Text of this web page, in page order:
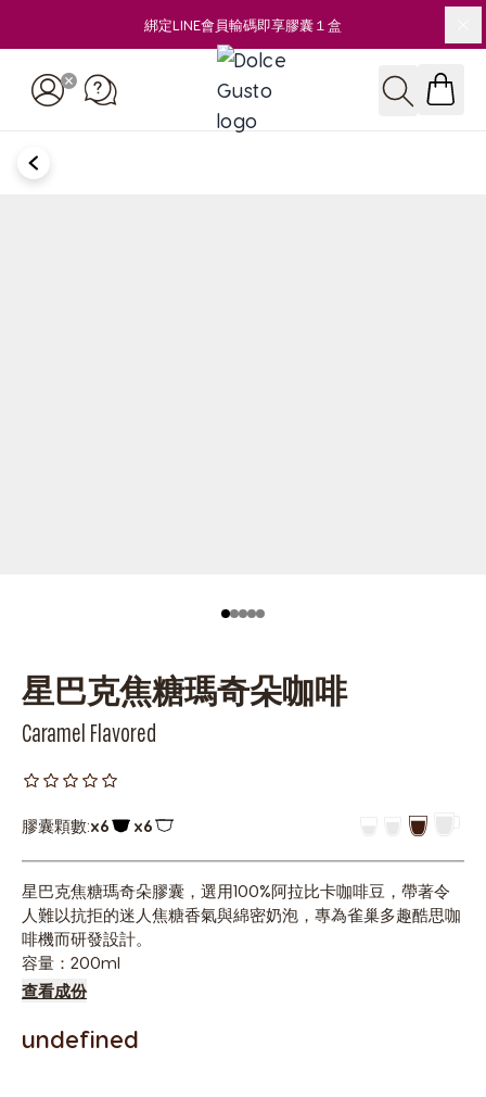
綁定LINE會員輸碼即享膠囊１盒
搜尋
BACK
星巴克焦糖瑪奇朵咖啡
Caramel Flavored
膠囊顆數:x6 x6
星巴克焦糖瑪奇朵膠囊，選用100%阿拉比卡咖啡豆，帶著令
人難以抗拒的迷人焦糖香氣與綿密奶泡，專為雀巢多趣酷思咖
啡機而研發設計。
容量：200ml
查看成份
undefined